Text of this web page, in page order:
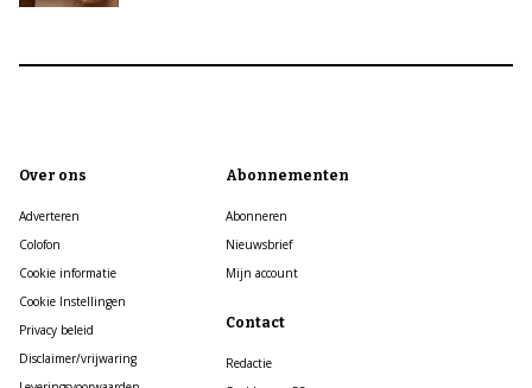
Over ons
Adverteren
Colofon
Cookie informatie
Cookie Instellingen
Privacy beleid
Disclaimer/vrijwaring
Abonnementen
Abonneren
Nieuwsbrief
Mijn account
Contact
Redactie